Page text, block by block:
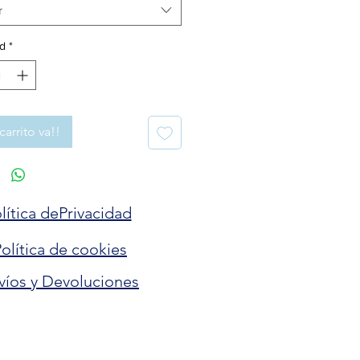
*
carrito va!!
dePrivacidad
de cookies
y Devoluciones